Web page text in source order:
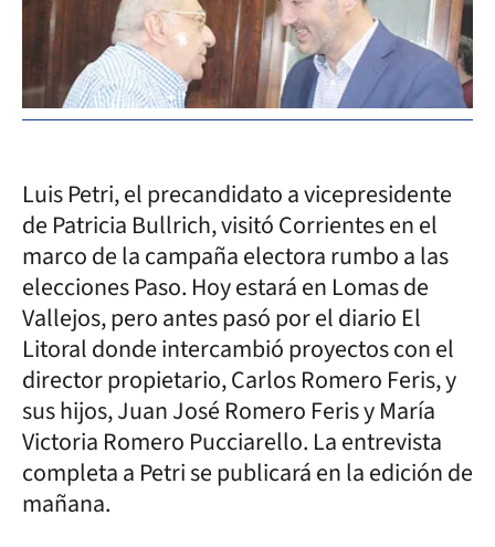
Luis Petri, el precandidato a vicepresidente
de Patricia Bullrich, visitó Corrientes en el
marco de la campaña electora rumbo a las
elecciones Paso. Hoy estará en Lomas de
Vallejos, pero antes pasó por el diario El
Litoral donde intercambió proyectos con el
director propietario, Carlos Romero Feris, y
sus hijos, Juan José Romero Feris y María
Victoria Romero Pucciarello. La entrevista
completa a Petri se publicará en la edición de
mañana.